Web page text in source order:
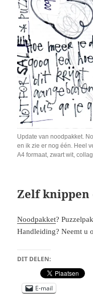
Update van noodpakket.
en ik zie er nog één. Heel
A4 formaat, zwart wit,
Zelf knippen
Noodpakket?
Handleiding? Neemt u
DIT DELEN:
E-mail